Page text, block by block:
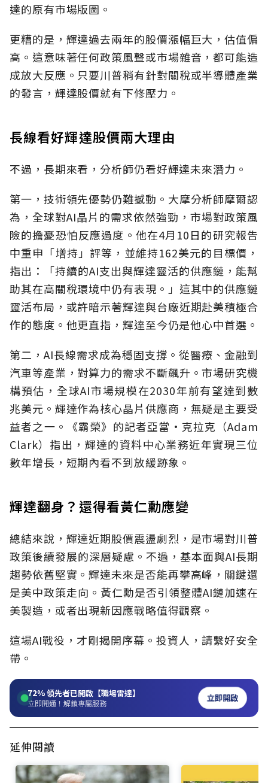
達的原有市場版圖。
更糟的是，輝達過去兩年的股價漲幅巨大，估值偏
高。這意味著任何政策風聲或市場雜音，都可能造
成放大反應。只要川普稍有針對關稅或半導體產業
的發言，輝達股價就有下修壓力。
長線看好輝達股價兩大理由
不過，長期來看，分析師仍看好輝達未來潛力。
第一，技術領先優勢仍難撼動。大摩分析師摩爾認
為，全球對AI晶片的需求依然強勁，市場對政策風
險的擔憂恐怕反應過度。他在4月10日的研究報告
中重申「增持」評等，並維持162美元的目標價，
指出：「持續的AI支出與輝達靈活的供應鏈，能幫
助其在高關稅環境中仍有表現。」這其中的供應鏈
靈活布局，或許暗示著輝達與台廠近期赴美積極合
作的態度。他更直指，輝達至今仍是他心中首選。
第二，AI長線需求成為穩固支撐。從醫療、金融到
汽車等產業，對算力的需求不斷飆升。市場研究機
構預估，全球AI市場規模在2030年前有望達到數
兆美元。輝達作為核心晶片供應商，無疑是主要受
益者之一。《霸榮》的記者亞當·克拉克（Adam
Clark）指出，輝達的資料中心業務近年實現三位
數年增長，短期內看不到放緩跡象。
輝達翻身？還得看黃仁勳應變
總結來說，輝達近期股價震盪劇烈，是市場對川普
政策後續發展的深層疑慮。不過，基本面與AI長期
趨勢依舊堅實。輝達未來是否能再攀高峰，關鍵還
是美中政策走向。黃仁勳是否引領整體AI鏈加速在
美製造，或者出現新因應戰略值得觀察。
這場AI戰役，才剛揭開序幕。投資人，請繫好安全
帶。
72%領先者已開啟【職場雷達】
立即開通！解鎖專屬服務 立即開啟
延伸閱讀